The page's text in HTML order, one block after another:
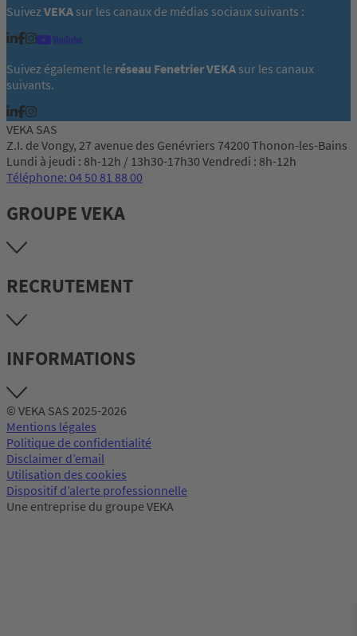
SuivezVEKA sur les canaux de médias sociaux suivants :
Suivez également le réseau Fenetrier VEKA sur les canaux
suivants.
VEKA SAS
Z.I. de Vongy, 27 avenue des Genévriers 74200 Thonon-les-Bains
Lundi à jeudi : 8h-12h / 13h30-17h30 Vendredi : 8h-12h
Téléphone: 04 50 81 88 00
GROUPE VEKA
RECRUTEMENT
INFORMATIONS
© VEKA SAS 2025-2026
Mentions légales
Politique de confidentialité
Disclaimer d’email
Utilisation des cookies
Dispositif d’alerte professionnelle
Une entreprise du groupe VEKA